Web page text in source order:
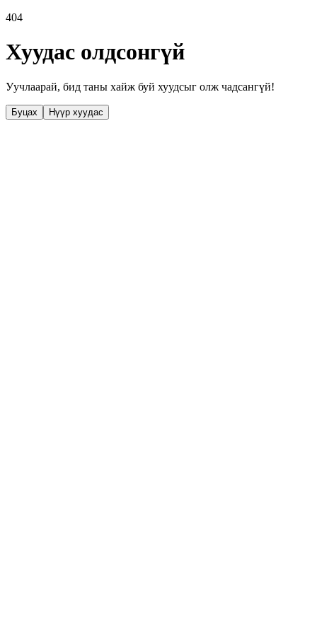
404
Хуудас олдсонгүй
Уучлаарай, бид таны хайж буй хуудсыг олж чадсангүй!
Буцах Нүүр хуудас